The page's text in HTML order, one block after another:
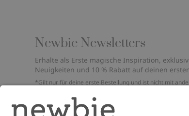
Newbie Newsletters
Erhalte als Erste magische Inspiration,
Neuigkeiten und 10 % Rabatt auf deinen
*Gilt nur für deine erste Bestellung und ist nicht mit
überprüfe deinen Spam-Ordner. Lies unsere
FAQ & Cookie-Richtlinie